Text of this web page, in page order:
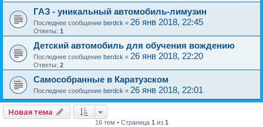
ГАЗ - уникальный автомобиль-лимузин
Последнее сообщение berdck « 26 янв 2018, 22:45
Ответы: 1
Детский автомобиль для обучения вождению
Последнее сообщение berdck « 26 янв 2018, 22:20
Ответы: 2
Самособранные в Каратузском
Последнее сообщение berdck « 26 янв 2018, 22:01
Новая тема
16 тем • Страница 1 из 1